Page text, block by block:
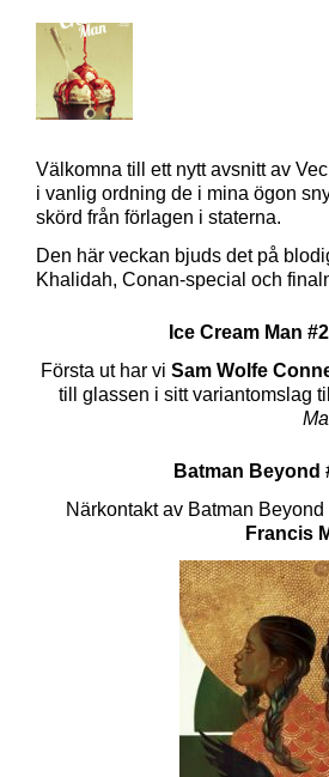
Välkomna till ett nytt avsnitt av
i vanlig ordning de i mina ögon
skörd från förlagen i staterna.
Den här veckan bjuds det på
Khalidah, Conan-special och
Ice Cream Man
Första ut har vi Sam Wolfe
till glassen i sitt variantomslag
Batman Beyond
Närkontakt av Batman
Francis